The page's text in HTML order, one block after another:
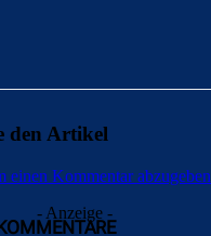
den Artikel
einen Kommentar abzugeben